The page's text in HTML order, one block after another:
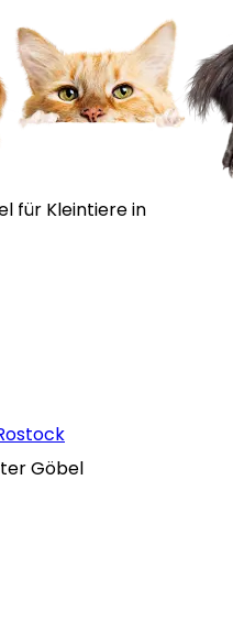
für Kleintiere in
Göbel